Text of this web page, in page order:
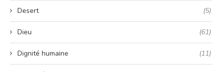
Desert (5)
Dieu (61)
Dignité humaine (11)